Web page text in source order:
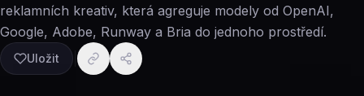
reklamních kreativ, která agreguje modely od OpenAI,
Google, Adobe, Runway a Bria do jednoho prostředí.
Uložit